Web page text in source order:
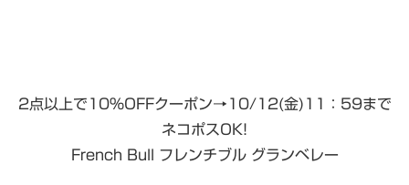
2点以上で10％OFFクーポン→10/12(金)11：59まで
ネコポスOK!
French Bull フレンチブル グランベレー